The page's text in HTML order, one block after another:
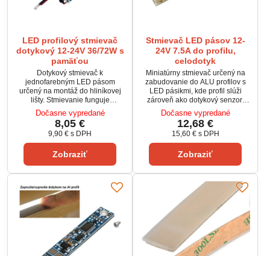
LED profilový stmievač
dotykový 12-24V 36/72W s
pamäťou
Dotykový stmievač k
jednofarebným LED pásom
určený na montáž do hliníkovej
lišty. Stmievanie funguje
pomocou stlačenia pružiny o
difúzor. Vypínač má svetielke ako
signalizáciu napájania a zároveň
pre indikciu miesta v profile, kde
je potrebné sa dotknúť pre
zapnutie/vypnutie a stmievanie
pásika. Stmievanie sa vykonáva
plynule podržaním. Vypínač si
pamätá poslednú nastavenú
úroveň jasu.
Dočasne vypredané
8,05 €
9,90 € s DPH
Zobraziť
Stmievač LED pásov 12-
24V 7.5A do profilu,
celodotyk
Miniatúrny stmievač určený na
zabudovanie do ALU profilov s
LED pásikmi, kde profil slúži
zároveň ako dotykový senzor.
Zapnutie LED pásika sa ovláda
dotykom profilu, pre stmievanie
sa profil drží. Funkcia
postupného nábehu svetla šetrí
oči, po prerušení napájania si
pamätá poslednú nastavenú
Dočasne vypredané
12,68 €
15,60 € s DPH
Zobraziť